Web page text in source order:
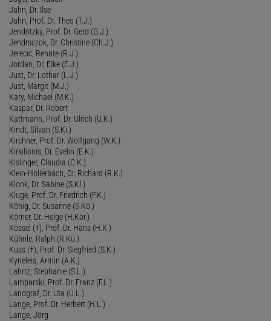
Jahn, Dr. Ilse
Jahn, Prof. Dr. Theo (T.J.)
Jendritzky, Prof. Dr. Gerd (G.J.)
Jendrsczok, Dr. Christine (Ch.J.)
Jerecic, Renate (R.J.)
Jordan, Dr. Elke (E.J.)
Just, Dr. Lothar (L.J.)
Just, Margit (M.J.)
Kary, Michael (M.K.)
Kaspar, Dr. Robert
Kattmann, Prof. Dr. Ulrich (U.K.)
Kindt, Silvan (S.Ki.)
Kirchner, Prof. Dr. Wolfgang (W.K.)
Kirkilionis, Dr. Evelin (E.K.)
Kislinger, Claudia (C.K.)
Klein-Hollerbach, Dr. Richard (R.K.)
Klonk, Dr. Sabine (S.Kl.)
Kluge, Prof. Dr. Friedrich (F.K.)
König, Dr. Susanne (S.Kö.)
Körner, Dr. Helge (H.Kör.)
Kössel (†), Prof. Dr. Hans (H.K.)
Kühnle, Ralph (R.Kü.)
Kuss (†), Prof. Dr. Siegfried (S.K.)
Kyrieleis, Armin (A.K.)
Lahrtz, Stephanie (S.L.)
Lamparski, Prof. Dr. Franz (F.L.)
Landgraf, Dr. Uta (U.L.)
Lange, Prof. Dr. Herbert (H.L.)
Lange, Jörg